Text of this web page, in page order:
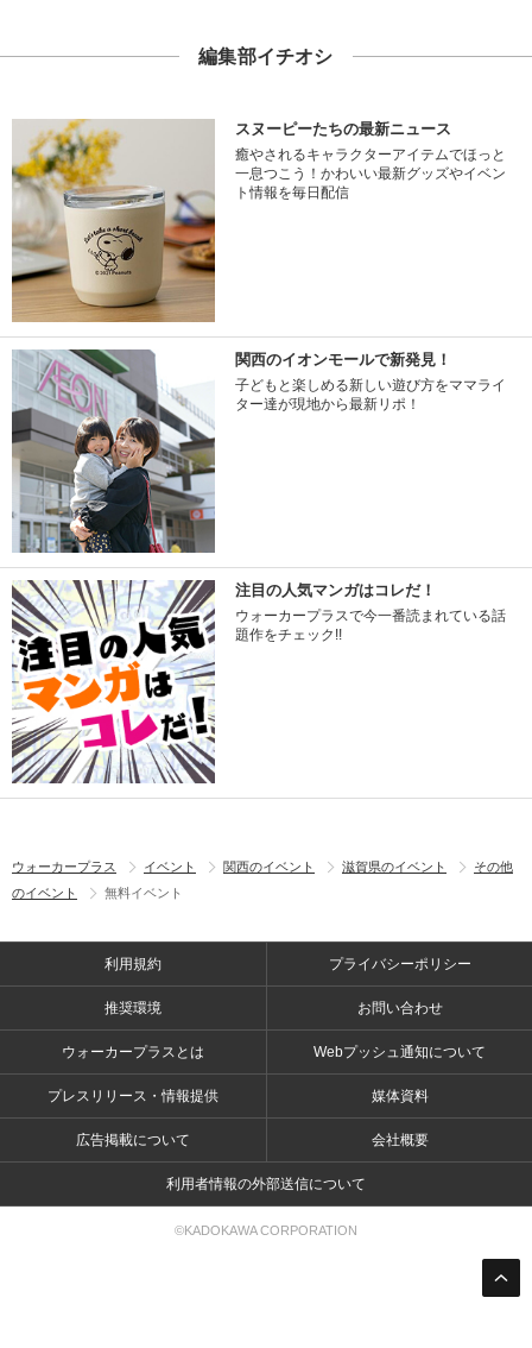
編集部イチオシ
スヌーピーたちの最新ニュース
癒やされるキャラクターアイテムでほっと
一息つこう！かわいい最新グッズやイベン
ト情報を毎日配信
関西のイオンモールで新発見！
子どもと楽しめる新しい遊び方をママライ
ター達が現地から最新リポ！
注目の人気マンガはコレだ！
ウォーカープラスで今一番読まれている話
題作をチェック!!
ウォーカープラス イベント 関西のイベント 滋賀県のイベント
その他
のイベント
無料イベント
利用規約 プライバシーポリシー
推奨環境 お問い合わせ
ウォーカープラスとは Webプッシュ通知について
プレスリリース・情報提供 媒体資料
広告掲載について 会社概要
利用者情報の外部送信について
©KADOKAWA CORPORATION